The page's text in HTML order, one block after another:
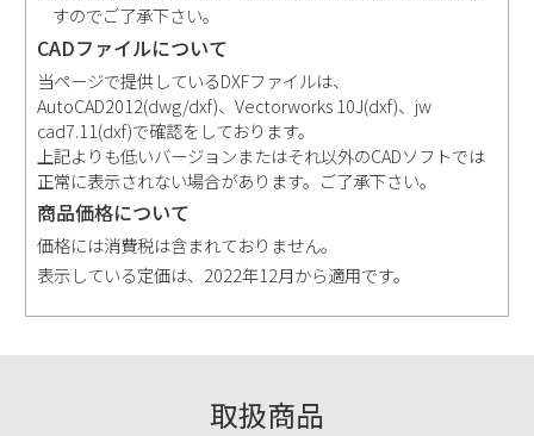
すのでご了承下さい。
CADファイルについて
当ページで提供しているDXFファイルは、
AutoCAD2012(dwg/dxf)、Vectorworks 10J(dxf)、jw
cad7.11(dxf)で確認をしております。
上記よりも低いバージョンまたはそれ以外のCADソフトでは
正常に表示されない場合があります。ご了承下さい。
商品価格について
価格には消費税は含まれておりません。
表示している定価は、2022年12月から適用です。
取扱商品